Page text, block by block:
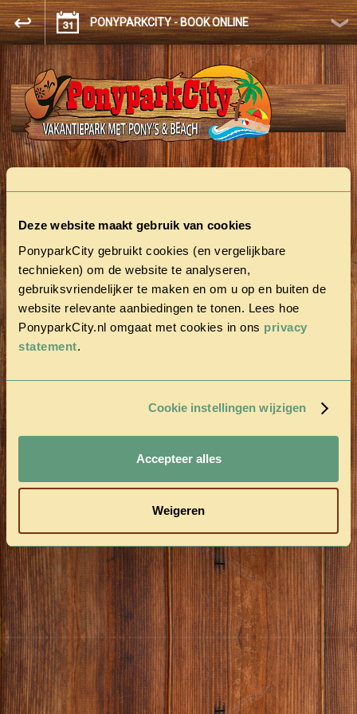
Deze website maakt gebruik van cookies
PonyparkCity gebruikt cookies (en vergelijkbare
technieken) om de website te analyseren,
gebruiksvriendelijker te maken en om u op en buiten de
website relevante aanbiedingen te tonen. Lees hoe
PonyparkCity.nl omgaat met cookies in ons privacy
statement.
Cookie instellingen wijzigen
Accepteer alles
Weigeren
PONYPARKCITY - BOOK ONLINE
FULLY BOOKED!
No vacant accommodation was found.